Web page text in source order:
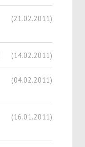
(21.02.2011)
(14.02.2011)
(04.02.2011)
(16.01.2011)